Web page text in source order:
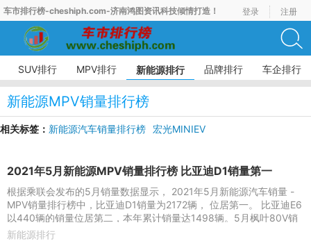
车市排行榜-cheshiph.com-济南鸿图资讯科技倾情打造！ 登录 注册
SUV排行 MPV排行 新能源排行 品牌排行 车企排行
新能源MPV销量排行榜
相关标签： 新能源汽车销量排行榜
宏光MINIEV
2021年5月新能源MPV销量排行榜 比亚迪D1销量第一
根据乘联会发布的5月销量数据显示， 2021年5月新能源汽车销量 -
MPV销量排行榜中，比亚迪D1销量为2172辆， 位居第一。 比亚迪E6
以440辆的销量位居第二，本年累计销量达1498辆。5月枫叶80V销
量414辆，排名第三，本年累
新能源排行